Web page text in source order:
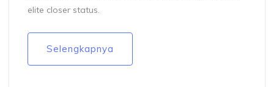
elite closer status.
Selengkapnya